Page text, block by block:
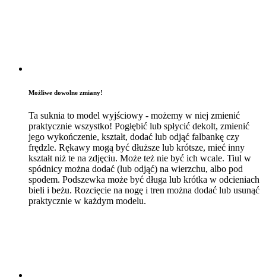
Możliwe dowolne zmiany!
Ta suknia to model wyjściowy - możemy w niej zmienić
praktycznie wszystko! Pogłębić lub spłycić dekolt, zmienić
jego wykończenie, kształt, dodać lub odjąć falbankę czy
frędzle. Rękawy mogą być dłuższe lub krótsze, mieć inny
kształt niż te na zdjęciu. Może też nie być ich wcale. Tiul w
spódnicy można dodać (lub odjąć) na wierzchu, albo pod
spodem. Podszewka może być długa lub krótka w odcieniach
bieli i beżu. Rozcięcie na nogę i tren można dodać lub usunąć
praktycznie w każdym modelu.